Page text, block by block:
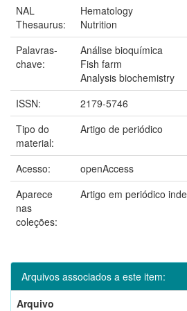
NAL
Thesaurus:
Hematology
Nutrition
Palavras-
chave:
Análise bioquímica
Fish farm
Analysis biochemistry
ISSN:
2179-5746
Tipo do
material:
Artigo de periódico
Acesso:
openAccess
Aparece
nas
coleções:
Artigo em periódico
Arquivos associados a este item:
Arquivo